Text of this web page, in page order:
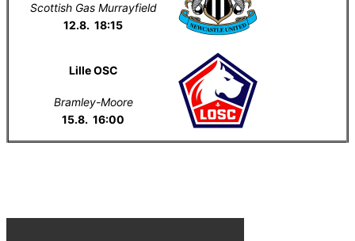
Scottish Gas Murrayfield
12.8. 18:15
Lille OSC
Bramley-Moore
15.8. 16:00